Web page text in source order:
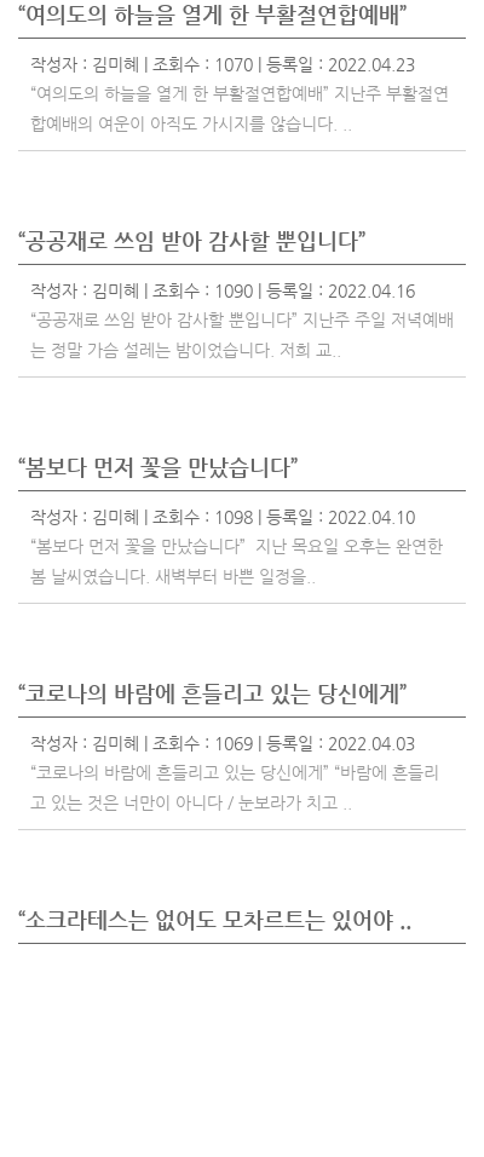
“여의도의 하늘을 열게 한 부활절연합예배”
작성자 : 김미혜
| 조회수 : 1070 | 등록일 : 2022.04.23
“여의도의 하늘을 열게 한 부활절연합예배” 지난주 부활절연
합예배의 여운이 아직도 가시지를 않습니다. ..
“공공재로 쓰임 받아 감사할 뿐입니다”
작성자 : 김미혜
| 조회수 : 1090 | 등록일 : 2022.04.16
“공공재로 쓰임 받아 감사할 뿐입니다” 지난주 주일 저녁예배
는 정말 가슴 설레는 밤이었습니다. 저희 교..
“봄보다 먼저 꽃을 만났습니다”
작성자 : 김미혜
| 조회수 : 1098 | 등록일 : 2022.04.10
“봄보다 먼저 꽃을 만났습니다” 지난 목요일 오후는 완연한
봄 날씨였습니다. 새벽부터 바쁜 일정을..
“코로나의 바람에 흔들리고 있는 당신에게”
작성자 : 김미혜
| 조회수 : 1069 | 등록일 : 2022.04.03
“코로나의 바람에 흔들리고 있는 당신에게” “바람에 흔들리
고 있는 것은 너만이 아니다 / 눈보라가 치고 ..
“소크라테스는 없어도 모차르트는 있어야 ..